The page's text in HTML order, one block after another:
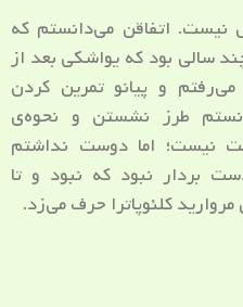
نیست. اتفاقن می‌دانستم که
سالی بود که یواشکی بعد از
و پیانو تمرین کردن
طرز نشستن و نحوه‌ی
نیست؛ اما دوست نداشتم
بردار نبود که نبود و تا
کلئوپاترا حرف می‌زد.